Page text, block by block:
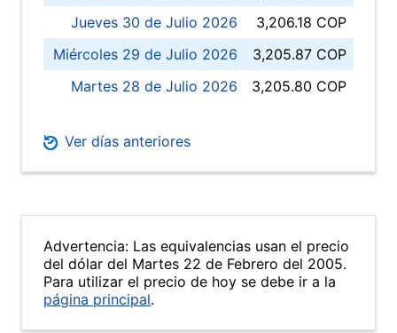
Jueves 30 de Julio 2026
3,206.18 COP
Miércoles 29 de Julio 2026
3,205.87 COP
Martes 28 de Julio 2026
3,205.80 COP
Ver días anteriores
Advertencia: Las equivalencias usan el precio
del dólar del Martes 22 de Febrero del 2005.
Para utilizar el precio de hoy se debe ir a la
página principal.